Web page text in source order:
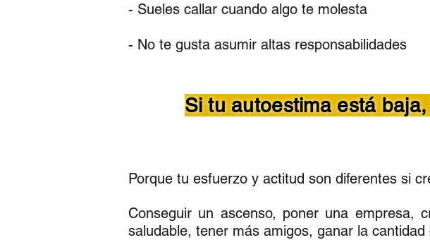
- Sueles callar cuando algo te molesta
- No te gusta asumir altas responsabilidades
Si tu autoestima está
Porque tu esfuerzo y actitud son diferentes si
Conseguir un ascenso, poner una empresa,
saludable, tener más amigos, ganar la